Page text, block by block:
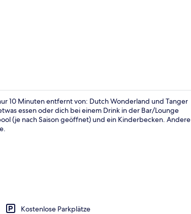
10 Minuten entfernt von: Dutch Wonderland und Tanger
essen oder dich bei einem Drink in der Bar/Lounge
(je nach Saison geöffnet) und ein Kinderbecken. Andere
Kostenlose Parkplätze